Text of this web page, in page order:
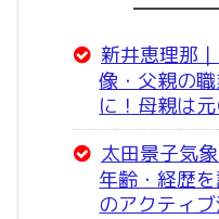
新井恵理那
像・父親の
に！母親は
太田景子気
年齢・経歴
のアクティブ